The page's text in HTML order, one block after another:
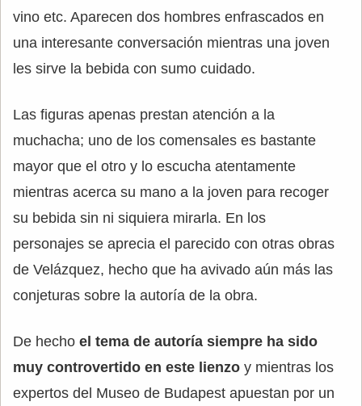
vino etc. Aparecen dos hombres enfrascados en
una interesante conversación mientras una joven
les sirve la bebida con sumo cuidado.
Las figuras apenas prestan atención a la
muchacha; uno de los comensales es bastante
mayor que el otro y lo escucha atentamente
mientras acerca su mano a la joven para recoger
su bebida sin ni siquiera mirarla. En los
personajes se aprecia el parecido con otras obras
de Velázquez, hecho que ha avivado aún más las
conjeturas sobre la autoría de la obra.
De hecho el tema de autoría siempre ha sido
muy controvertido en este lienzo y mientras los
expertos del Museo de Budapest apuestan por un